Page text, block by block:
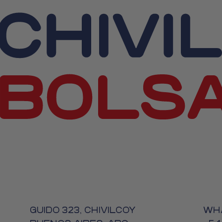
GUIDO 323, CHIVILCOY